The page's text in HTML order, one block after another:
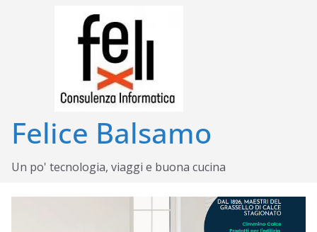
Felice Balsamo
Un po' tecnologia, viaggi e buona cucina